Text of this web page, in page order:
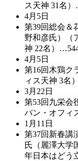
ス天神 31名
4月5日
第39回総会＆
野和彦氏）（
神 22名）
4月5日
第16回木鶏ク
ィス天神 3名
3月22日
第53回九栄会
バン・オフィ
1月11日
第37回新春講
氏（麗澤大学
年日本はどう